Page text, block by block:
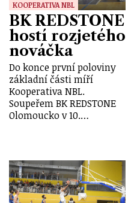
KOOPERATIVA NBL
BK REDSTONE
hostí rozjetého
nováčka
Do konce první poloviny
základní části míří
Kooperativa NBL.
Soupeřem BK REDSTONE
Olomoucko v 10.…